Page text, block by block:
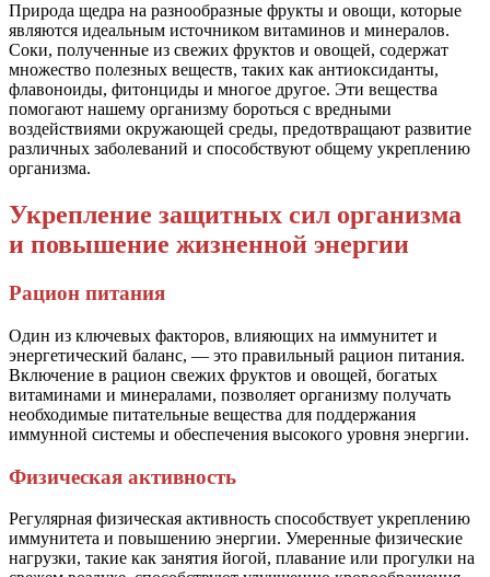
Природа щедра на разнообразные фрукты и овощи, которые
являются идеальным источником витаминов и минералов.
Соки, полученные из свежих фруктов и овощей, содержат
множество полезных веществ, таких как антиоксиданты,
флавоноиды, фитонциды и многое другое. Эти вещества
помогают нашему организму бороться с вредными
воздействиями окружающей среды, предотвращают развитие
различных заболеваний и способствуют общему укреплению
организма.
Укрепление защитных сил организма
и повышение жизненной энергии
Рацион питания
Один из ключевых факторов, влияющих на иммунитет и
энергетический баланс, — это правильный рацион питания.
Включение в рацион свежих фруктов и овощей, богатых
витаминами и минералами, позволяет организму получать
необходимые питательные вещества для поддержания
иммунной системы и обеспечения высокого уровня энергии.
Физическая активность
Регулярная физическая активность способствует укреплению
иммунитета и повышению энергии. Умеренные физические
нагрузки, такие как занятия йогой, плавание или прогулки на